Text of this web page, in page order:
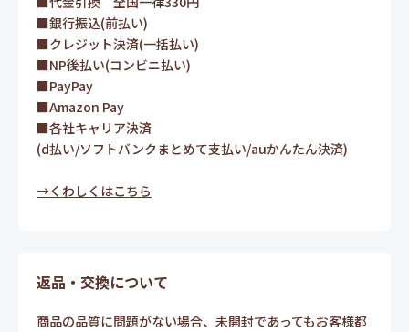
■銀行振込(前払い)
■クレジット決済(一括払い)
■NP後払い(コンビニ払い)
■PayPay
■Amazon Pay
■各社キャリア決済
(d払い/ソフトバンクまとめて支払い/auかんたん決済)
→くわしくはこちら
返品・交換について
商品の品質に問題がない場合、未開封であってもお客様都